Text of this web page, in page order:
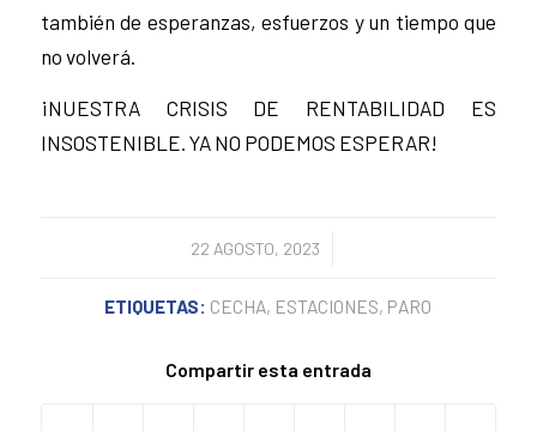
también de esperanzas, esfuerzos y un tiempo que
no volverá.
¡NUESTRA CRISIS DE RENTABILIDAD ES
INSOSTENIBLE. YA NO PODEMOS ESPERAR!
22 AGOSTO, 2023
/
ETIQUETAS: CECHA, ESTACIONES, PARO
Compartir esta entrada